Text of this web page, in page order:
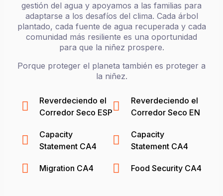
plantado, cada fuente de agua recuperada y cada
comunidad más resiliente es una oportunidad
para que la niñez prospere.
Porque proteger el planeta también es proteger a
Corredor Seco ESP
Capacity
Statement CA4
Migration CA4
Corredor Seco EN
Capacity
Statement CA4
Food Security CA4